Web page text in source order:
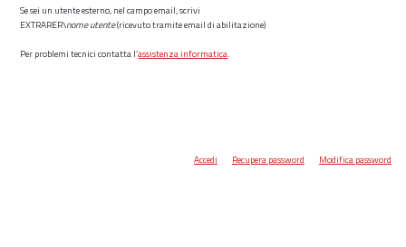
Se sei un utente esterno, nel campo email, scrivi
EXTRARER\nome utente(ricevuto tramite email di abilitazione)
Per problemi tecnici contatta l’assistenza informatica.
Accedi Recupera password Modifica password